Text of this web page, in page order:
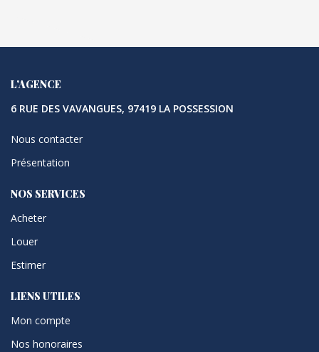
L'AGENCE
6 RUE DES VAVANGUES, 97419 LA POSSESSION
Nous contacter
Présentation
NOS SERVICES
Acheter
Louer
Estimer
LIENS UTILES
Mon compte
Nos honoraires